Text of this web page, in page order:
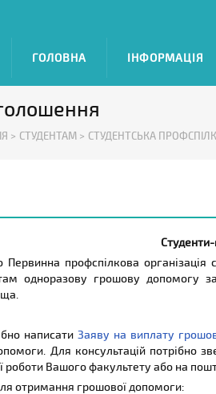
ГОЛОВНА ІНФОРМАЦІЯ
> СТУДЕНТАМ > СТУДЕНТСЬКА
Студенти-
профспілкова організація
одноразову грошову допомогу
написати Заяву на виплату
Для консультацій потрібно
роботи Вашого факультету або на
отримання грошової допомоги: